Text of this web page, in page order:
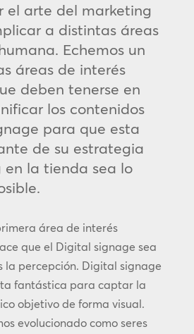
el arte del marketing
a distintas áreas
Echemos un
áreas de interés
deben tenerse en
los contenidos
para que esta
de su estrategia
la tienda sea lo
área de interés
que el Digital signage sea
la percepción. Digital signage
fantástica para captar la
objetivo de forma visual.
evolucionado como seres